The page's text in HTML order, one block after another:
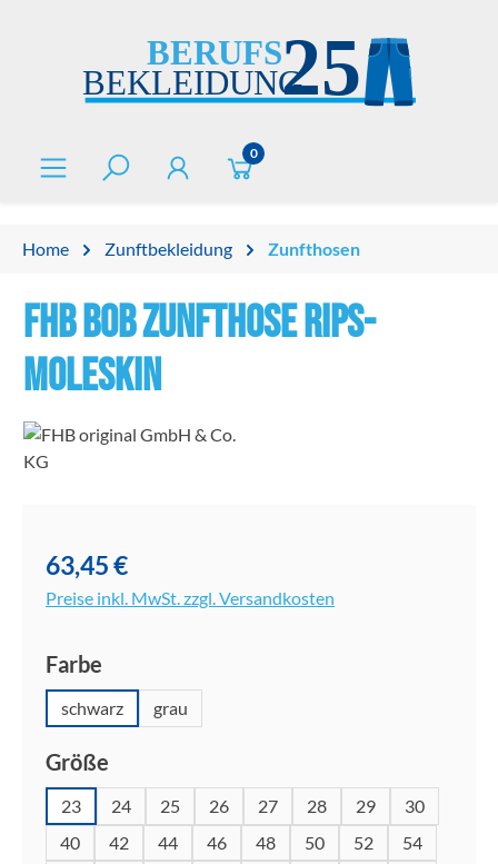
0
Home Zunftbekleidung Zunfthosen
FHB BOB Zunfthose Rips-
Moleskin
63,45 €
Preise inkl. MwSt. zzgl. Versandkosten
Farbe
schwarz grau
Größe
23 24 25 26 27 28 29
30
40
42 44 46 48 50 52
54